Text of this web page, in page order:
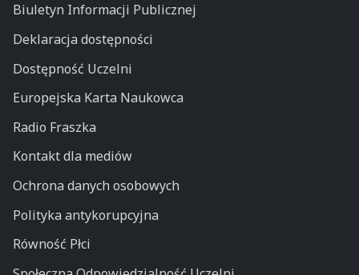
Biuletyn Informacji Publicznej
Deklaracja dostępności
Dostępność Uczelni
Europejska Karta Naukowca
Radio Fraszka
Kontakt dla mediów
Ochrona danych osobowych
Polityka antykorupcyjna
Równość Płci